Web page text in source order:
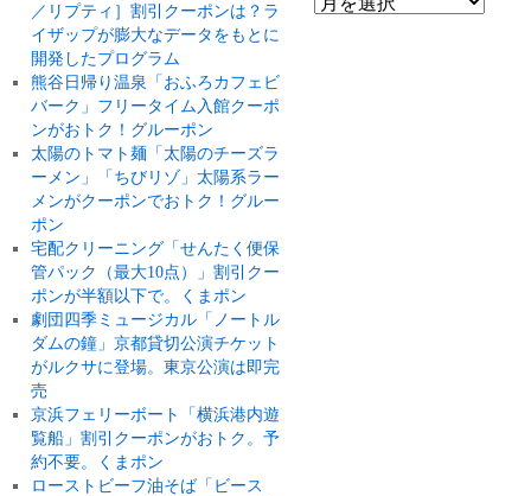
／リプティ］割引クーポンは？ラ
イザップが膨大なデータをもとに
開発したプログラム
熊谷日帰り温泉「おふろカフェビ
バーク」フリータイム入館クーポ
ンがおトク！グルーポン
太陽のトマト麺「太陽のチーズラ
ーメン」「ちびリゾ」太陽系ラー
メンがクーポンでおトク！グルー
ポン
宅配クリーニング「せんたく便保
管パック（最大10点）」割引クー
ポンが半額以下で。くまポン
劇団四季ミュージカル「ノートル
ダムの鐘」京都貸切公演チケット
がルクサに登場。東京公演は即完
売
京浜フェリーボート「横浜港内遊
覧船」割引クーポンがおトク。予
約不要。くまポン
ローストビーフ油そば「ビース